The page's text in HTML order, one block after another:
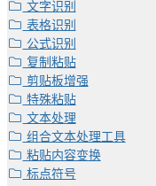
文字识别
表格识别
公式识别
复制粘贴
剪贴板增强
特殊粘贴
文本处理
组合文本处理工具
粘贴内容变换
标点符号